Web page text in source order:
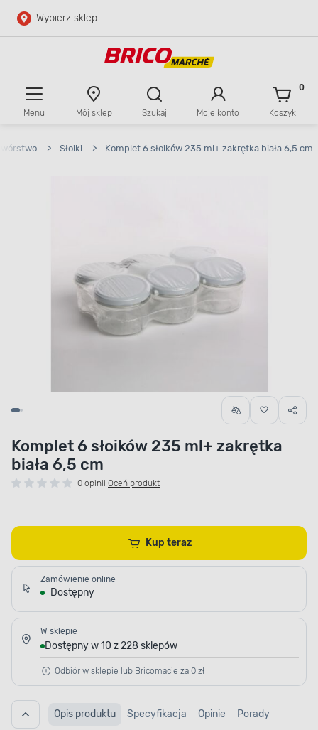
Przejdź do głównej zawartości
Wybierz sklep
Menu Mój sklep Szukaj Moje konto Koszyk
0
> Słoiki > Komplet 6 słoików 235 ml+ zakrętka biała 6,5 cm
Komplet 6 słoików 235 ml+ zakrętka
biała 6,5 cm
0 opinii Oceń produkt
Kup teraz
Zamówienie online
Dostępny
W sklepie
Dostępny w 10 z 228 sklepów
Odbiór w sklepie lub Bricomacie za 0 zł
Opis produktu Specyfikacja Opinie Porady